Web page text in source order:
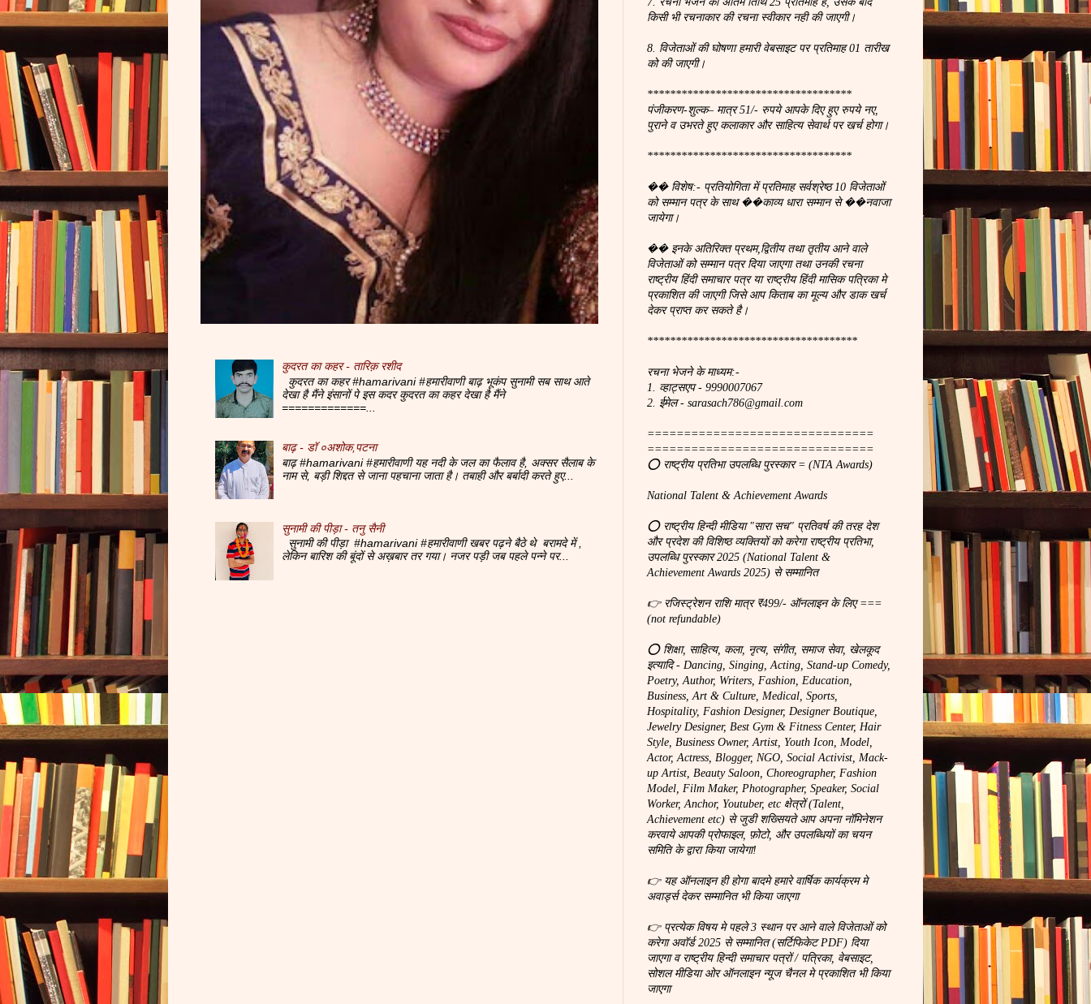
कुदरत का कहर - तारिक़ रशीद
कुदरत का कहर #hamarivani #हमारीवाणी बाढ़ भूकंप सुनामी सब साथ आते
देखा है मैंने इंसानों पे इस कदर कुदरत का कहर देखा है मैंने
=============...
बाढ़ - डॉ ०अशोक,पटना
बाढ़ #hamarivani #हमारीवाणी यह नदी के जल का फैलाव है, अक्सर सैलाब के
नाम से, बड़ी शिद्दत से जाना पहचाना जाता है। तबाही और बर्बादी करते हुए...
सुनामी की पीड़ा - तनु सैनी
सुनामी की पीड़ा #hamarivani #हमारीवाणी खबर पढ़ने बैठे थे बरामदे में ,
लेकिन बारिश की बूंदों से अख़बार तर गया। नजर पड़ी जब पहले पन्ने पर...
किसी भी रचनाकार की रचना स्वीकार नही की जाएगी।
8. विजेताओं की घोषणा हमारी वेबसाइट पर प्रतिमाह 01 तारीख
को की जाएगी।
************************************
पंजीकरण-शुल्क– मात्र 51/- रुपये आपके दिए हुए रुपये नए,
पुराने व उभरते हुए कलाकार और साहित्य सेवार्थ पर खर्च होगा।
************************************
�� विशेष:- प्रतियोगिता में प्रतिमाह सर्वश्रेष्ठ 10 विजेताओं
को सम्मान पत्र के साथ ��काव्य धारा सम्मान से ��नवाजा
जायेगा।
�� इनके अतिरिक्त प्रथम,द्वितीय तथा तृतीय आने वाले
विजेताओं को सम्मान पत्र दिया जाएगा तथा उनकी रचना
राष्ट्रीय हिंदी समाचार पत्र या राष्ट्रीय हिंदी मासिक पत्रिका मे
प्रकाशित की जाएगी जिसे आप किताब का मूल्य और डाक खर्च
देकर प्राप्त कर सकते है।
*************************************
रचना भेजने के माध्यम:-
1. व्हाट्सएप - 9990007067
2. ईमेल - sarasach786@gmail.com
===============================
===============================
⭕ राष्ट्रीय प्रतिभा उपलब्धि पुरस्कार = (NTA Awards)
National Talent & Achievement Awards
⭕ राष्ट्रीय हिन्दी मीडिया "सारा सच" प्रतिवर्ष की तरह देश
और प्रदेश की विशिष्ठ व्यक्तियों को करेगा राष्ट्रीय प्रतिभा,
उपलब्धि पुरस्कार 2025 (National Talent &
Achievement Awards 2025) से सम्मानित
👉 रजिस्ट्रेशन राशि मात्र ₹499/- ऑनलाइन के लिए ===
(not refundable)
⭕ शिक्षा, साहित्य, कला, नृत्य, संगीत, समाज सेवा, खेलकूद
इत्यादि - Dancing, Singing, Acting, Stand-up Comedy,
Poetry, Author, Writers, Fashion, Education,
Business, Art & Culture, Medical, Sports,
Hospitality, Fashion Designer, Designer Boutique,
Jewelry Designer, Best Gym & Fitness Center, Hair
Style, Business Owner, Artist, Youth Icon, Model,
Actor, Actress, Blogger, NGO, Social Activist, Mack-
up Artist, Beauty Saloon, Choreographer, Fashion
Model, Film Maker, Photographer, Speaker, Social
Worker, Anchor, Youtuber, etc क्षेत्रों (Talent,
Achievement etc) से जुडी शख्सियते आप अपना नॉमिनेशन
करवाये आपकी प्रोफाइल, फ़ोटो, और उपलब्धियों का चयन
समिति के द्वारा किया जायेगा!
👉 यह ऑनलाइन ही होगा बादमे हमारे वार्षिक कार्यक्रम मे
अवार्ड्स देकर सम्मानित भी किया जाएगा
👉 प्रत्येक विषय मे पहले 3 स्थान पर आने वाले विजेताओं को
करेगा अवॉर्ड 2025 से सम्मानित (सर्टिफिकेट PDF) दिया
जाएगा व राष्ट्रीय हिन्दी समाचार पत्रों / पत्रिका, वेबसाइट,
सोशल मीडिया ओर ऑनलाइन न्यूज चैनल मे प्रकाशित भी किया
जाएगा